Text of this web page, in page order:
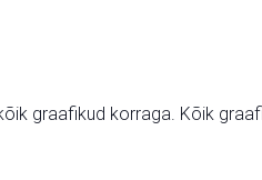
graafikud korraga. Kõik